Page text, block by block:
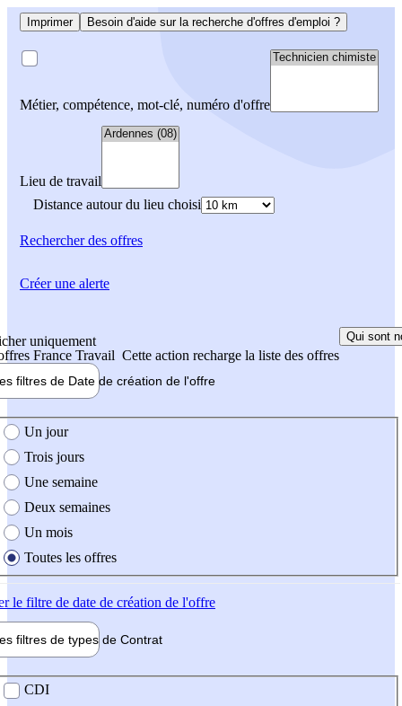
Imprimer Besoin d'aide sur la recherche d'offres d'emploi ?
Métier, compétence, mot-clé, numéro d'offre
Lieu de travail
Distance autour du lieu choisi
Rechercherdes offres
uniquement
France Travail Cette action recharge la liste des offres
Qui sont
filtres de Date de création de l'offre
création de l'offre
Un jour
Trois jours
Une semaine
Deux semaines
Un mois
Toutes les offres
le filtre de date de création de l'offre
filtres de types de Contrat
contrat
CDI
Créer une alerte